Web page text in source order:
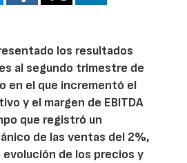
los resultados
al segundo trimestre de
en el que incrementó el
y el margen de EBITDA
que registró un
de las ventas del 2%,
evolución de los precios y